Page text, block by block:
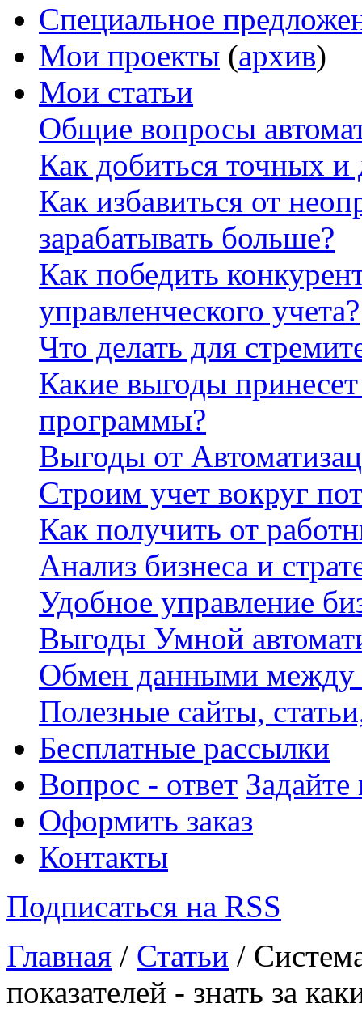
Специальное
Мои проекты (архив)
Мои статьи
Общие вопросы
Как добиться точных
Как избавиться от
зарабатывать больше?
Как победить
управленческого учета?
Что делать для
Какие выгоды
программы?
Выгоды от
Строим учет вокруг
Как получить от
Анализ бизнеса и
Удобное управление
Выгоды Умной
Обмен данными между
Полезные сайты,
Бесплатные рассылки
Вопрос - ответ
Оформить заказ
Контакты
Подписаться на RSS
Главная / Статьи /
показателей - знать за